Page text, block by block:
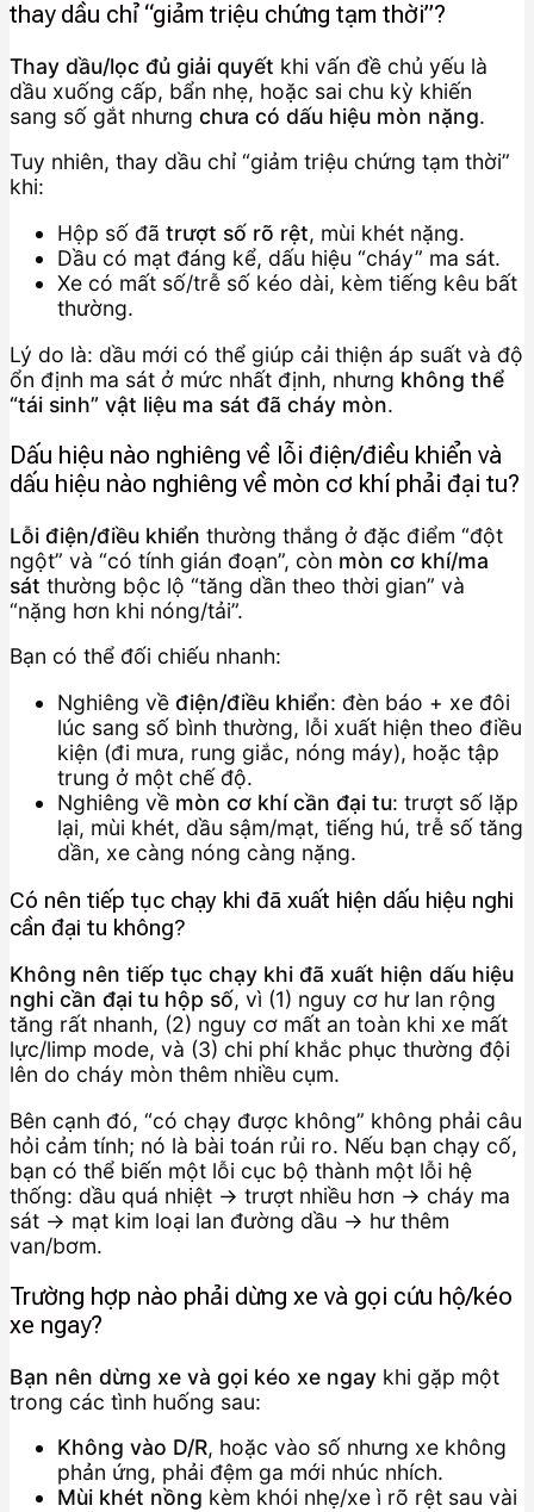
thay dầu chỉ “giảm triệu chứng tạm thời”?
Thay dầu/lọc đủ giải quyết khi vấn đề chủ yếu là
dầu xuống cấp, bẩn nhẹ, hoặc sai chu kỳ khiến
sang số gắt nhưng chưa có dấu hiệu mòn nặng.
Tuy nhiên, thay dầu chỉ “giảm triệu chứng tạm thời”
khi:
Hộp số đã trượt số rõ rệt, mùi khét nặng.
Dầu có mạt đáng kể, dấu hiệu “cháy” ma sát.
Xe có mất số/trễ số kéo dài, kèm tiếng kêu bất
thường.
Lý do là: dầu mới có thể giúp cải thiện áp suất và độ
ổn định ma sát ở mức nhất định, nhưng không thể
“tái sinh” vật liệu ma sát đã cháy mòn.
Dấu hiệu nào nghiêng về lỗi điện/điều khiển và
dấu hiệu nào nghiêng về mòn cơ khí phải đại tu?
Lỗi điện/điều khiển thường thắng ở đặc điểm “đột
ngột” và “có tính gián đoạn”, còn mòn cơ khí/ma
sát thường bộc lộ “tăng dần theo thời gian” và
“nặng hơn khi nóng/tải”.
Bạn có thể đối chiếu nhanh:
Nghiêng về điện/điều khiển: đèn báo + xe đôi
lúc sang số bình thường, lỗi xuất hiện theo điều
kiện (đi mưa, rung giắc, nóng máy), hoặc tập
trung ở một chế độ.
Nghiêng về mòn cơ khí cần đại tu: trượt số lặp
lại, mùi khét, dầu sậm/mạt, tiếng hú, trễ số tăng
dần, xe càng nóng càng nặng.
Có nên tiếp tục chạy khi đã xuất hiện dấu hiệu nghi
cần đại tu không?
Không nên tiếp tục chạy khi đã xuất hiện dấu hiệu
nghi cần đại tu hộp số, vì (1) nguy cơ hư lan rộng
tăng rất nhanh, (2) nguy cơ mất an toàn khi xe mất
lực/limp mode, và (3) chi phí khắc phục thường đội
lên do cháy mòn thêm nhiều cụm.
Bên cạnh đó, “có chạy được không” không phải câu
hỏi cảm tính; nó là bài toán rủi ro. Nếu bạn chạy cố,
bạn có thể biến một lỗi cục bộ thành một lỗi hệ
thống: dầu quá nhiệt → trượt nhiều hơn → cháy ma
sát → mạt kim loại lan đường dầu → hư thêm
van/bơm.
Trường hợp nào phải dừng xe và gọi cứu hộ/kéo
xe ngay?
Bạn nên dừng xe và gọi kéo xe ngay khi gặp một
trong các tình huống sau:
Không vào D/R, hoặc vào số nhưng xe không
phản ứng, phải đệm ga mới nhúc nhích.
Mùi khét nồng kèm khói nhẹ/xe ì rõ rệt sau vài